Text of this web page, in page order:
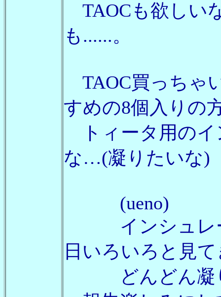
TAOCも欲しい
も......。
TAOC買っちゃ
すめの8個入りの
トィータ用のイ
な…(凝りたいな)
(ueno)
インシュレー
日いろいろと見
どんどん凝り